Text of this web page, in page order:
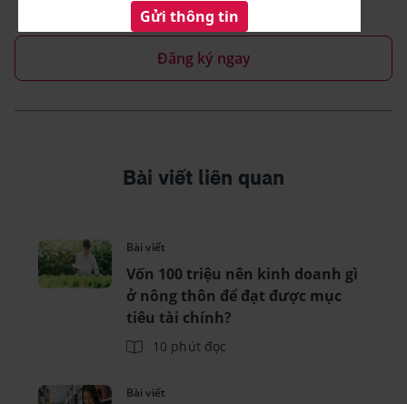
sức khỏe và sự giàu có của bạn.
Đăng ký ngay
Bài viết liên quan
Bài viết
Vốn 100 triệu nên kinh doanh gì
ở nông thôn để đạt được mục
tiêu tài chính?
10 phút đọc
Bài viết